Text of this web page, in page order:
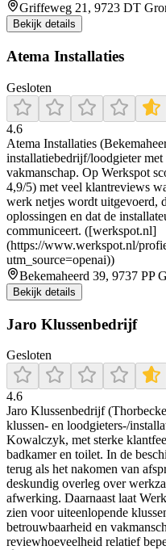
Griffeweg 21, 9723 DT
Bekijk details
Atema Installaties
Gesloten
4.6
Atema Installaties
installatiebedrijf/loodgieter met
vakmanschap. Op Werkspot
4,9/5) met veel klantreviews
werk netjes wordt uitgevoerd,
oplossingen en dat de
communiceert. ([werkspot.nl]
(https://www.werkspot.nl/
utm_source=openai))
Bekemaheerd 39, 9737 PP
Bekijk details
Jaro Klussenbedrijf
Gesloten
4.6
Jaro Klussenbedrijf
klussen- en loodgieters-/
Kowalczyk, met sterke
badkamer en toilet. In de
terug als het nakomen van
deskundig overleg over
afwerking. Daarnaast laat
zien voor uiteenlopende
betrouwbaarheid en
reviewhoeveelheid relatief